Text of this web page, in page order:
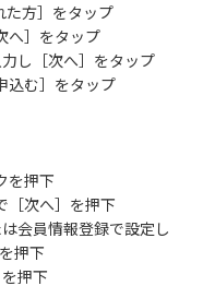
方］をタップ
へ］をタップ
し［次へ］をタップ
込む］をタップ
を押下
［次へ］を押下
会員情報登録で設定し
押下
押下